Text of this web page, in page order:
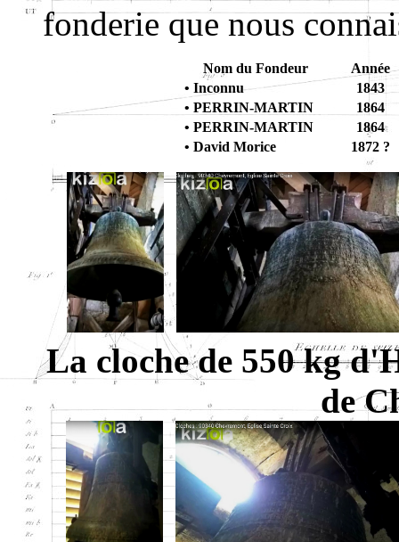
fonderie que nous
Nom du Fondeur
Année
• Inconnu
1843
• PERRIN-MARTIN
1864
• PERRIN-MARTIN
1864
• David Morice
1872 ?
La cloche de 550 kg
de